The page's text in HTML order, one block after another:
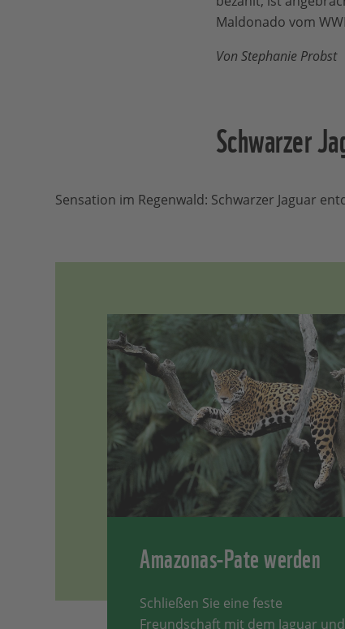
Maldonado vom
Von Stephanie Probst
Schwarzer
Sensation im Regenwald: Schwarzer Jaguar
Amazonas-Pate werden
Schließen Sie eine feste
Freundschaft mit dem Jaguar und